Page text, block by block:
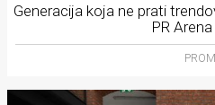
Generacija koja ne prati
PR